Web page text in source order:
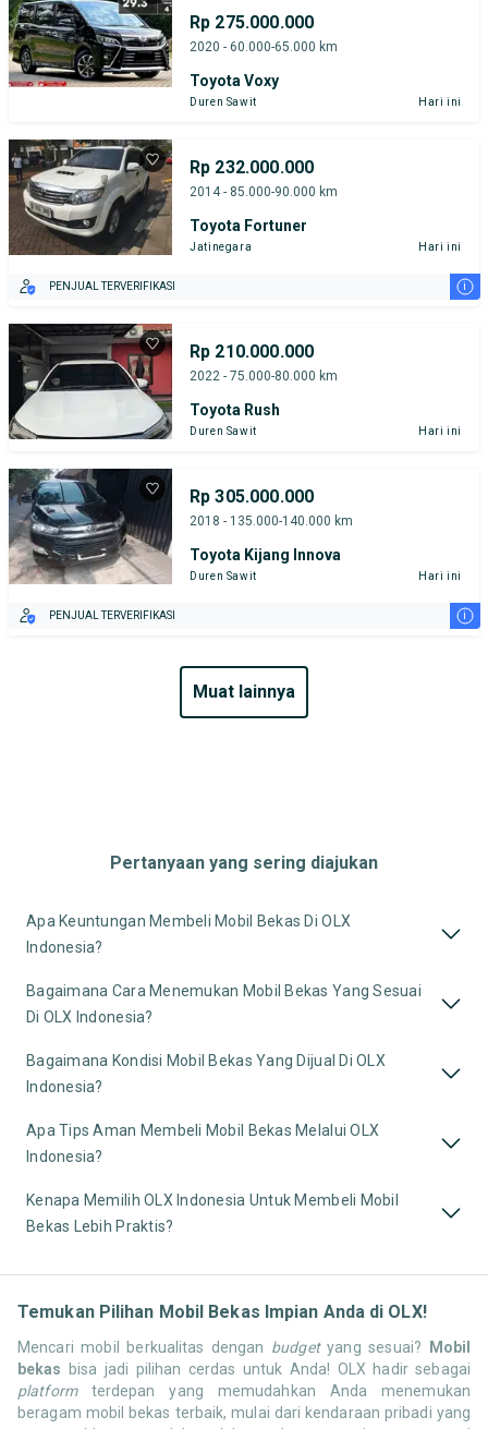
Rp 275.000.000
2020 - 60.000-65.000 km
Toyota Voxy
Duren Sawit Hari ini
Rp 232.000.000
2014 - 85.000-90.000 km
Toyota Fortuner
Jatinegara Hari ini
PENJUAL TERVERIFIKASI i
Rp 210.000.000
2022 - 75.000-80.000 km
Toyota Rush
Duren Sawit Hari ini
Rp 305.000.000
2018 - 135.000-140.000 km
Toyota Kijang Innova
Duren Sawit Hari ini
PENJUAL TERVERIFIKASI i
muat lainnya
Pertanyaan yang sering diajukan
Apa Keuntungan Membeli Mobil Bekas Di OLX
Indonesia?
Bagaimana Cara Menemukan Mobil Bekas Yang Sesuai
Di OLX Indonesia?
Bagaimana Kondisi Mobil Bekas Yang Dijual Di OLX
Indonesia?
Apa Tips Aman Membeli Mobil Bekas Melalui OLX
Indonesia?
Kenapa Memilih OLX Indonesia Untuk Membeli Mobil
Bekas Lebih Praktis?
Temukan Pilihan Mobil Bekas Impian Anda di OLX!
Mencari mobil berkualitas dengan budgetyang sesuai? Mobil
bekas bisa jadi pilihan cerdas untuk Anda! OLX hadir sebagai
platformterdepan yang memudahkan Anda menemukan
beragam mobil bekas terbaik, mulai dari kendaraan pribadi yang